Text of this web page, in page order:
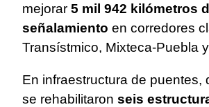
mejorar 5 mil 942 kilómetros
señalamiento en corredores
Transístmico, Mixteca-Puebla
En infraestructura de puentes,
se rehabilitaron seis